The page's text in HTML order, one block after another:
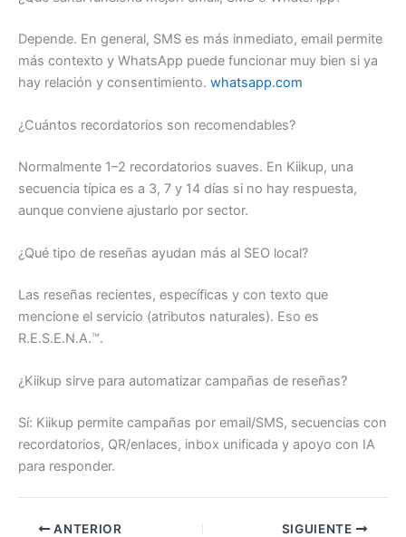
Depende. En general, SMS es más inmediato, email permite
más contexto y WhatsApp puede funcionar muy bien si ya
hay relación y consentimiento. whatsapp.com
¿Cuántos recordatorios son recomendables?
Normalmente 1–2 recordatorios suaves. En Kiikup, una
secuencia típica es a 3, 7 y 14 días si no hay respuesta,
aunque conviene ajustarlo por sector.
¿Qué tipo de reseñas ayudan más al SEO local?
Las reseñas recientes, específicas y con texto que
mencione el servicio (atributos naturales). Eso es
R.E.S.E.N.A.™.
¿Kiikup sirve para automatizar campañas de reseñas?
Sí: Kiikup permite campañas por email/SMS, secuencias con
recordatorios, QR/enlaces, inbox unificada y apoyo con IA
para responder.
ANTERIOR SIGUIENTE